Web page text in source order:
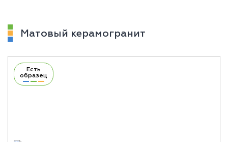
Матовый керамогранит
Есть
образец